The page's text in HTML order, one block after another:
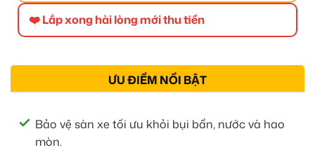
❤️ Lắp xong hài lòng mới thu tiền
ƯU ĐIỂM NỔI BẬT
Bảo vệ sàn xe tối ưu khỏi bụi bẩn, nước và hao
mòn.